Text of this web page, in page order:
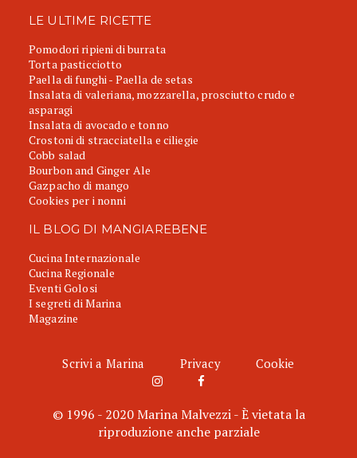
LE ULTIME RICETTE
Pomodori ripieni di burrata
Torta pasticciotto
Paella di funghi - Paella de setas
Insalata di valeriana, mozzarella, prosciutto crudo e
asparagi
Insalata di avocado e tonno
Crostoni di stracciatella e ciliegie
Cobb salad
Bourbon and Ginger Ale
Gazpacho di mango
Cookies per i nonni
IL BLOG DI MANGIAREBENE
Cucina Internazionale
Cucina Regionale
Eventi Golosi
I segreti di Marina
Magazine
Scrivi a Marina Privacy Cookie
© 1996 - 2020 Marina Malvezzi - È vietata la
riproduzione anche parziale